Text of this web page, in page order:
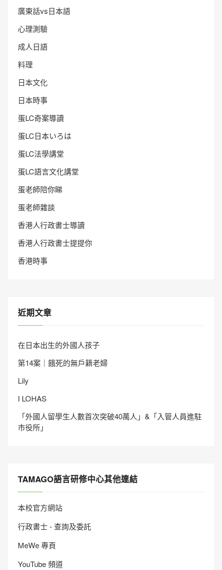
廣東話vs日本語
心理測驗
成人日語
料理
日本文化
日本時事
蛋LC奇案導讀
蛋LC日本いろは
蛋LC法學講堂
蛋LC語言文化講堂
蛋老師陪你睇
蛋老師雜談
香港人行政書士導讀
香港人行政書士提提你
香港時事
近期文章
在日本出生的外國人孩子
第14案｜餓死的無戶籍老婦
Lily
I LOHAS
「外國人留學生人數首次突破40萬人」&「入管人員進駐
市役所」
TAMAGO語言研修中心其他連結
本校官方網站
行政書士 - 查詢及委託
MeWe 專頁
YouTube 頻道